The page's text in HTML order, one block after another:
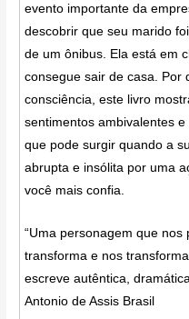
evento importante da
descobrir que seu marido
de um ônibus. Ela está em
consegue sair de casa. Por
consciência, este livro
sentimentos ambivalentes
que pode surgir quando a
abrupta e insólita por uma
você mais confia.
“Uma personagem que
transforma e nos
escreve autêntica,
Antonio de Assis Brasil